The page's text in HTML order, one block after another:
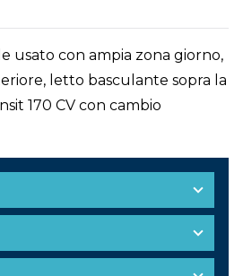
usato con ampia zona giorno,
letto basculante sopra la
170 CV con cambio